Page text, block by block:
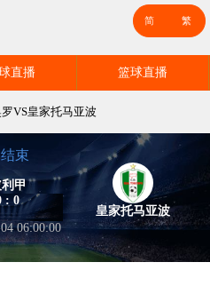
直播 篮球直播
VS皇家托马亚波
束
甲
: 0
06:00:00
皇家托马亚波